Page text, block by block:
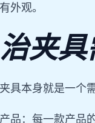
外观。
夹具
具本身就是一个
品：每一款产品